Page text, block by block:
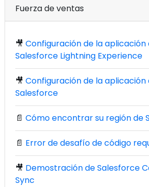
Fuerza de ventas
🎥 Configuración de la
Salesforce Lightning Experience
🎥 Configuración de la
Salesforce
📄 Cómo encontrar su región de
📄 Error de desafío de código
🎥 Demostración de Salesforce
Sync